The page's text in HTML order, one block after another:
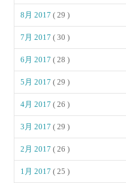
8月 2017( 29 )
7月 2017( 30 )
6月 2017( 28 )
5月 2017( 29 )
4月 2017( 26 )
3月 2017( 29 )
2月 2017( 26 )
1月 2017( 25 )